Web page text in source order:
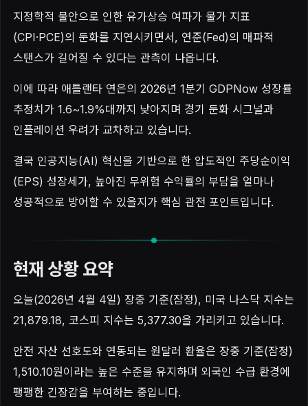
지정학적 불안으로 인한 유가상승 여파가 물가 지표
(CPI·PCE)의 둔화를 지연시키면서, 연준(Fed)의 매파적
스탠스가 길어질 수 있다는 관측이 나옵니다.
이에 따라 애틀랜타 연은의 2026년 1분기 GDPNow 성장률
추정치가 1.6~1.9%대까지 낮아지며 경기 둔화 시그널과
인플레이션 우려가 교차하고 있습니다.
결국 인공지능(AI) 혁신을 기반으로 한 압도적인 주당순이익
(EPS) 성장세가, 높아진 무위험 수익률의 부담을 얼마나
성공적으로 방어할 수 있을지가 핵심 관전 포인트입니다.
현재 상황 요약
오늘(2026년 4월 4일) 장중 기준(잠정), 미국 나스닥 지수는
21,879.18, 코스피 지수는 5,377.30을 가리키고 있습니다.
안전 자산 선호도와 연동되는 원달러 환율은 장중 기준(잠정)
1,510.10원이라는 높은 수준을 유지하며 외국인 수급 환경에
팽팽한 긴장감을 부여하는 중입니다.